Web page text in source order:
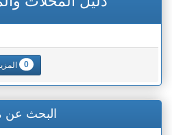
0
البحث عن